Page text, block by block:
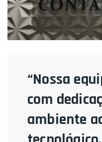
“Nossa
com
ambiente